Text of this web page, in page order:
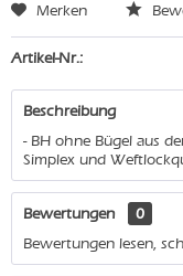
Merken
Artikel-Nr.:
Beschreibung
- BH ohne Bügel aus
Simplex und
Bewertungen
0
Bewertungen lesen,